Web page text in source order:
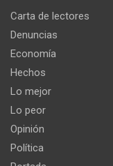
Carta de lectores
Denuncias
Economía
Hechos
Lo mejor
Lo peor
Opinión
Política